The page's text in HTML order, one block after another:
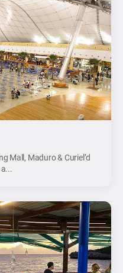
Mall, Maduro & Curiel’d